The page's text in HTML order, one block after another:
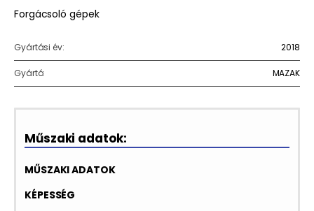
Forgácsoló gépek
Gyártási év: 2018
Gyártó: MAZAK
Műszaki adatok:
MŰSZAKI ADATOK
KÉPESSÉG